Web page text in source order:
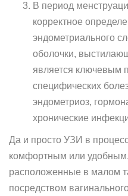
В период
корректное
эндометриального
оболочки,
является ключевым
специфических
эндометриоз,
хронические
Да и просто УЗИ в
комфортным или
расположенные в малом
посредством